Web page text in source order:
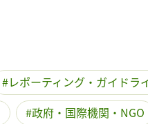
レポーティング・ガイドラ
政府・国際機関・NGO